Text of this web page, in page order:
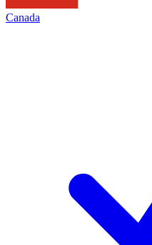
Canada